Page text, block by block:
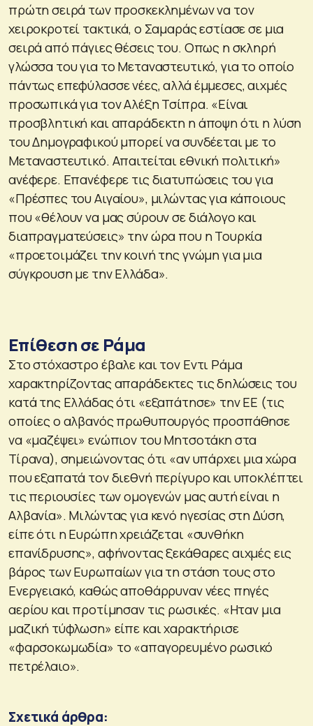
πρώτη σειρά των προσκεκλημένων να τον
χειροκροτεί τακτικά, ο Σαμαράς εστίασε σε μια
σειρά από πάγιες θέσεις του. Οπως η σκληρή
γλώσσα του για το Μεταναστευτικό, για το οποίο
πάντως επεφύλασσε νέες, αλλά έμμεσες, αιχμές
προσωπικά για τον Αλέξη Τσίπρα. «Είναι
προσβλητική και απαράδεκτη η άποψη ότι η λύση
του Δημογραφικού μπορεί να συνδέεται με το
Μεταναστευτικό. Απαιτείται εθνική πολιτική»
ανέφερε. Επανέφερε τις διατυπώσεις του για
«Πρέσπες του Αιγαίου», μιλώντας για κάποιους
που «θέλουν να μας σύρουν σε διάλογο και
διαπραγματεύσεις» την ώρα που η Τουρκία
«προετοιμάζει την κοινή της γνώμη για μια
σύγκρουση με την Ελλάδα».
Επίθεση σε Ράμα
Στο στόχαστρο έβαλε και τον Εντι Ράμα
χαρακτηρίζοντας απαράδεκτες τις δηλώσεις του
κατά της Ελλάδας ότι «εξαπάτησε» την ΕΕ (τις
οποίες ο αλβανός πρωθυπουργός προσπάθησε
να «μαζέψει» ενώπιον του Μητσοτάκη στα
Τίρανα), σημειώνοντας ότι «αν υπάρχει μια χώρα
που εξαπατά τον διεθνή περίγυρο και υποκλέπτει
τις περιουσίες των ομογενών μας αυτή είναι η
Αλβανία». Μιλώντας για κενό ηγεσίας στη Δύση,
είπε ότι η Ευρώπη χρειάζεται «συνθήκη
επανίδρυσης», αφήνοντας ξεκάθαρες αιχμές εις
βάρος των Ευρωπαίων για τη στάση τους στο
Ενεργειακό, καθώς αποθάρρυναν νέες πηγές
αερίου και προτίμησαν τις ρωσικές. «Ηταν μια
μαζική τύφλωση» είπε και χαρακτήρισε
«φαρσοκωμωδία» το «απαγορευμένο ρωσικό
πετρέλαιο».
Σχετικά άρθρα: